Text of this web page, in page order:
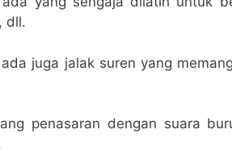
dll.
juga jalak suren yang
penasaran dengan suara